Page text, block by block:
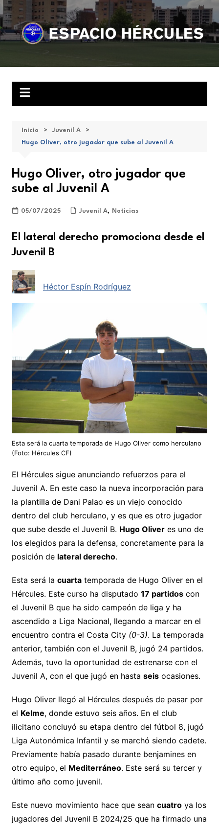
Saltar
al
contenido
Inicio
Juvenil A
Hugo Oliver, otro jugador que sube al Juvenil A
Hugo Oliver, otro jugador que
sube al Juvenil A
05/07/2025 Juvenil A, Noticias
El lateral derecho promociona desde el
Juvenil B
Héctor Espín Rodríguez
Esta será la cuarta temporada de Hugo Oliver como herculano
(Foto: Hércules CF)
El Hércules sigue anunciando refuerzos para el
Juvenil A. En este caso la nueva incorporación para
la plantilla de Dani Palao es un viejo conocido
dentro del club herculano, y es que es otro jugador
que sube desde el Juvenil B. Hugo Oliveres uno de
los elegidos para la defensa, concretamente para la
posición de lateral derecho.
Esta será la cuartatemporada de Hugo Oliver en el
Hércules. Este curso ha disputado 17 partidoscon
el Juvenil B que ha sido campeón de liga y ha
ascendido a Liga Nacional, llegando a marcar en el
encuentro contra el Costa City (0-3). La temporada
anterior, también con el Juvenil B, jugó 24 partidos.
Además, tuvo la oportunidad de estrenarse con el
Juvenil A, con el que jugó en hasta seisocasiones.
Hugo Oliver llegó al Hércules después de pasar por
el Kelme, donde estuvo seis años. En el club
ilicitano concluyó su etapa dentro del fútbol 8, jugó
Liga Autonómica Infantil y se marchó siendo cadete.
Previamente había pasado durante benjamines en
otro equipo, el Mediterráneo. Este será su tercer y
último año como juvenil.
Este nuevo movimiento hace que sean cuatroya los
jugadores del Juvenil B 2024/25 que ha firmado una